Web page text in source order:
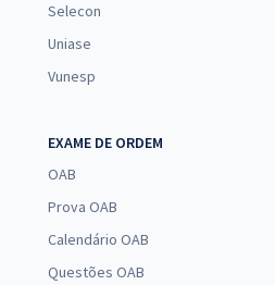
Selecon
Uniase
Vunesp
EXAME DE ORDEM
OAB
Prova OAB
Calendário OAB
Questões OAB